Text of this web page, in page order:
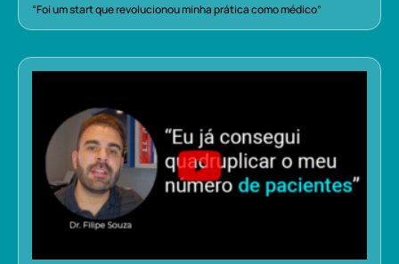
“Foi um start que revolucionou minha prática como médico”